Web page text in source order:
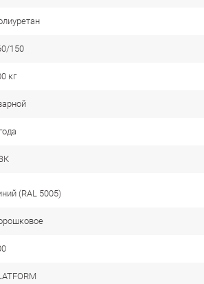
150
кг
(RAL 5005)